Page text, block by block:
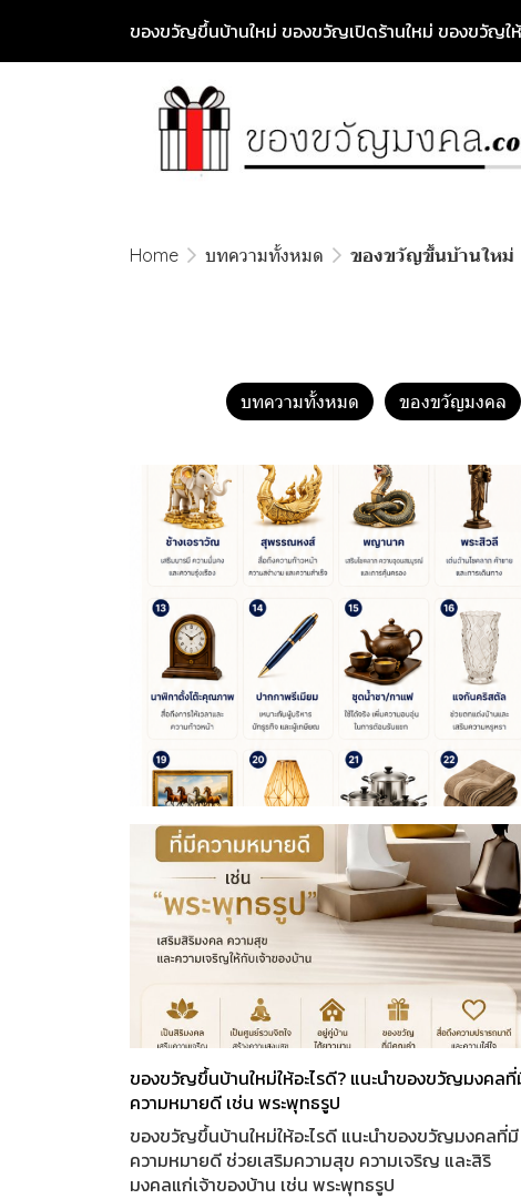
ของขวัญขึ้นบ้านใหม่ ของขวัญเปิดร้านใหม่ ของขวั
Home บทความทั้งหมด ของขวัญขึ้นบ้านใหม่
บทความทั้งหมด ของขวัญมงคล
ของขวัญขึ้นบ้านใหม่ให้อะไรดี? แนะนำของขวัญมงคล
ความหมายดี เช่น พระพุทธรูป
ของขวัญขึ้นบ้านใหม่ให้อะไรดี แนะนำของขวัญมงคลที่มี
ความหมายดี ช่วยเสริมความสุข ความเจริญ และสิริ
มงคลแก่เจ้าของบ้าน เช่น พระพุทธรูป